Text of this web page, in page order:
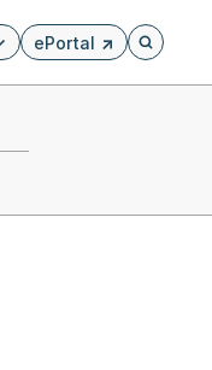
ePortal
Externer Link, wird in
Öffnet